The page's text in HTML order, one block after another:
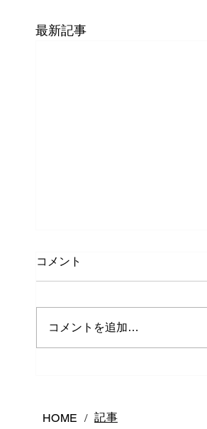
最新記事
コメント
コメントを追加…
HOME / 記事